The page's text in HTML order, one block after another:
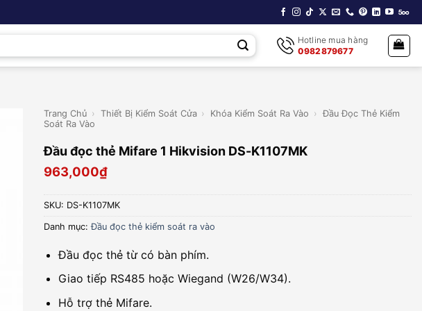
Hotline mua hàng
0982879677
Trang Chủ › Thiết Bị Kiểm Soát Cửa › Khóa Kiểm Soát Ra Vào › Đầu Đọc Thẻ Kiểm
Soát Ra Vào
Đầu đọc thẻ Mifare 1 Hikvision DS-K1107MK
963,000₫
SKU: DS-K1107MK
Danh mục:Đầu đọc thẻ kiểm soát ra vào
Đầu đọc thẻ từ có bàn phím.
Giao tiếp RS485 hoặc Wiegand (W26/W34).
Hỗ trợ thẻ Mifare.